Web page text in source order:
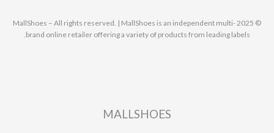
© 2025 MallShoes – All rights reserved. | MallShoes is an independent multi-
brand online retailer offering a variety of products from leading labels.
MALLSHOES